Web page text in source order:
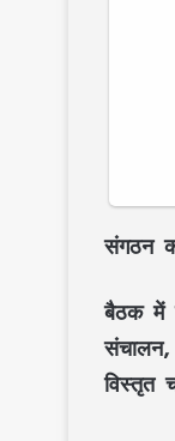
संगठन
बैठक में
विस्तृत